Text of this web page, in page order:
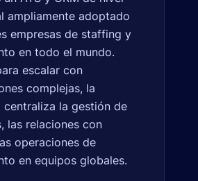
ampliamente adoptado
empresas de staffing y
en todo el mundo.
escalar con
complejas, la
centraliza la gestión de
las relaciones con
operaciones de
en equipos globales.